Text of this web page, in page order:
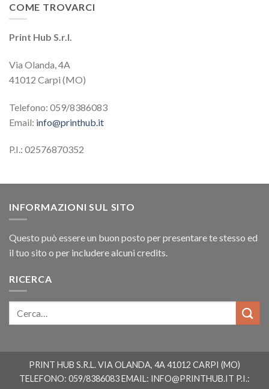
COME TROVARCI
Print Hub S.r.l.
Via Olanda, 4A
41012 Carpi (MO)
Telefono: 059/8386083
Email: info@printhub.it
P.I.: 02576870352
INFORMAZIONI SUL SITO
Questo può essere un buon posto per presentare te stesso ed
il tuo sito o per includere alcuni credits.
RICERCA
PRINT HUB S.R.L. VIA OLANDA, 4A 41012 CARPI (MO)
TELEFONO: 059/8386083 EMAIL: INFO@PRINTHUB.IT P.I.: